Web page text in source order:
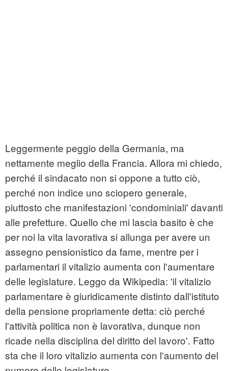
Leggermente peggio della Germania, ma
nettamente meglio della Francia. Allora mi chiedo,
perché il sindacato non si oppone a tutto ciò,
perché non indice uno sciopero generale,
piuttosto che manifestazioni 'condominiali' davanti
alle prefetture. Quello che mi lascia basito è che
per noi la vita lavorativa si allunga per avere un
assegno pensionistico da fame, mentre per i
parlamentari il vitalizio aumenta con l'aumentare
delle legislature. Leggo da Wikipedia: 'il vitalizio
parlamentare è giuridicamente distinto dall'istituto
della pensione propriamente detta: ciò perché
l'attività politica non è lavorativa, dunque non
ricade nella disciplina del diritto del lavoro'. Fatto
sta che il loro vitalizio aumenta con l'aumento del